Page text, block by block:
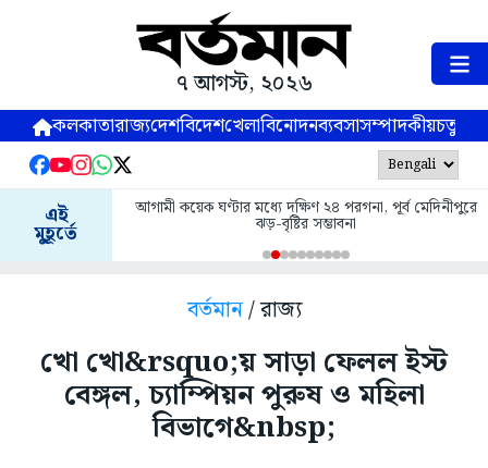
৭ আগস্ট, ২০২৬
কলকাতারাজ্যদেশবিদেশখেলাবিনোদনব্যবসাসম্পাদকীয়
এই
মুহূর্তে
আগামী কয়েক ঘণ্টার মধ্যে দক্ষিণ ২৪ পরগনা, পূর্ব মেদিনীপুরে
ঝড়-বৃষ্টির সম্ভাবনা
বর্তমান/ রাজ্য
খো খো&rsquo;য় সাড়া ফেলল ইস্ট
বেঙ্গল, চ্যাম্পিয়ন পুরুষ ও মহিলা
বিভাগে&nbsp;